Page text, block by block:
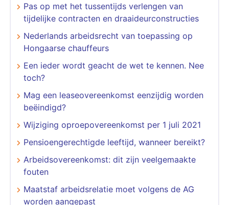
Pas op met het tussentijds verlengen van
tijdelijke contracten en draaideurconstructies
Nederlands arbeidsrecht van toepassing op
Hongaarse chauffeurs
Een ieder wordt geacht de wet te kennen. Nee
toch?
Mag een leaseovereenkomst eenzijdig worden
beëindigd?
Wijziging oproepovereenkomst per 1 juli 2021
Pensioengerechtigde leeftijd, wanneer bereikt?
​​​​​​​Arbeidsovereenkomst: dit zijn veelgemaakte
fouten
Maatstaf arbeidsrelatie moet volgens de AG
worden aangepast